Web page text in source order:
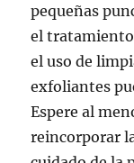
pequeñas
el
el uso de
exfoliantes
Espere al
reincorporar